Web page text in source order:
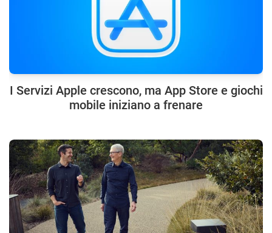
I Servizi Apple crescono, ma App Store e giochi
mobile iniziano a frenare